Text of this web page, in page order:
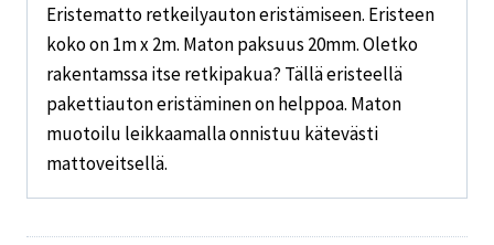
Eristematto retkeilyauton eristämiseen. Eristeen
koko on 1m x 2m. Maton paksuus 20mm. Oletko
rakentamssa itse retkipakua? Tällä eristeellä
pakettiauton eristäminen on helppoa. Maton
muotoilu leikkaamalla onnistuu kätevästi
mattoveitsellä.